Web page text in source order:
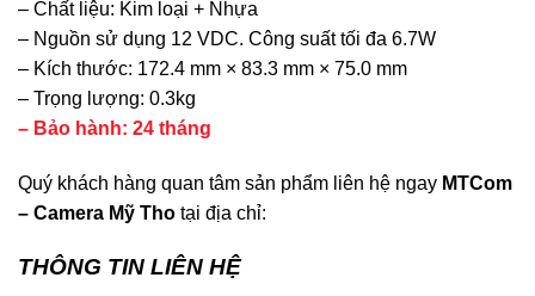
– Chất liệu: Kim loại + Nhựa
– Nguồn sử dụng 12 VDC. Công suất tối đa 6.7W
– Kích thước: 172.4 mm × 83.3 mm × 75.0 mm
– Trọng lượng: 0.3kg
– Bảo hành: 24 tháng
Quý khách hàng quan tâm sản phẩm liên hệ ngay MTCom
– Camera Mỹ Tho tại địa chỉ:
THÔNG TIN LIÊN HỆ